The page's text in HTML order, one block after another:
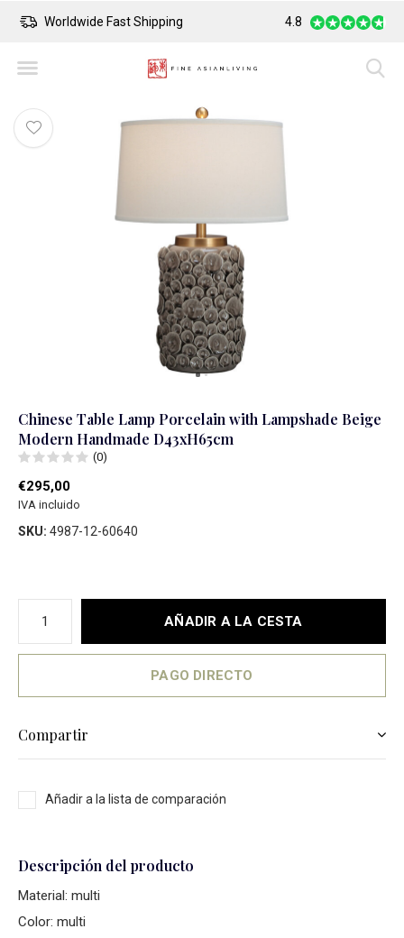
Worldwide Fast Shipping Safe Payment
4.8
Chinese Table Lamp Porcelain with Lampshade Beige
Modern Handmade D43xH65cm
(0)
€295,00
IVA incluido
SKU: 4987-12-60640
AÑADIR A LA CESTA
PAGO DIRECTO
Compartir
Añadir a la lista de comparación
Descripción del producto
Material: multi
Color: multi